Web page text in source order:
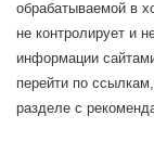
обрабатываемой в
не контролирует и
информации
перейти по
разделе с